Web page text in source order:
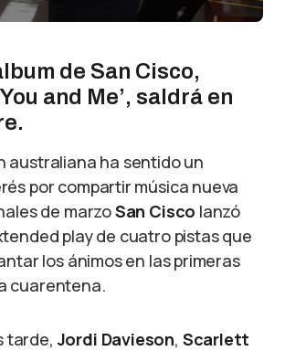
de San Cisco,
and Me’, saldrá en
australiana ha sentido un
por compartir música nueva
de marzoSan Cisco lanzó
play de cuatro pistas que
los ánimos en las primeras
cuarentena.
tarde,Jordi Davieson, Scarlett